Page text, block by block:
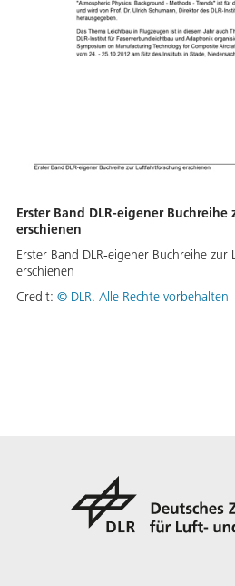
Erster Band DLR-eigener
erschienen
Erster Band DLR-eigener Buchreihe
erschienen
Credit: © DLR. Alle Rechte vorbehalten